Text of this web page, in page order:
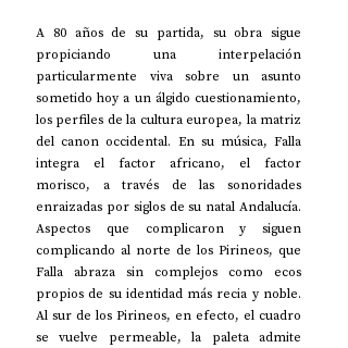
A 80 años de su partida, su obra sigue
propiciando una interpelación
particularmente viva sobre un asunto
sometido hoy a un álgido cuestionamiento,
los perfiles de la cultura europea, la matriz
del canon occidental. En su música, Falla
integra el factor africano, el factor
morisco, a través de las sonoridades
enraizadas por siglos de su natal Andalucía.
Aspectos que complicaron y siguen
complicando al norte de los Pirineos, que
Falla abraza sin complejos como ecos
propios de su identidad más recia y noble.
Al sur de los Pirineos, en efecto, el cuadro
se vuelve permeable, la paleta admite